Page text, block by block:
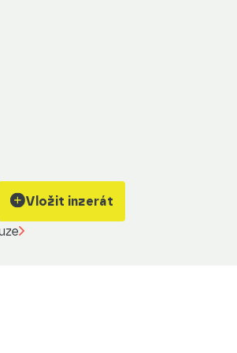
Vložit inzerát